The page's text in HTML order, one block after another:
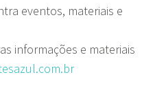
eventos, materiais e
informações e materiais